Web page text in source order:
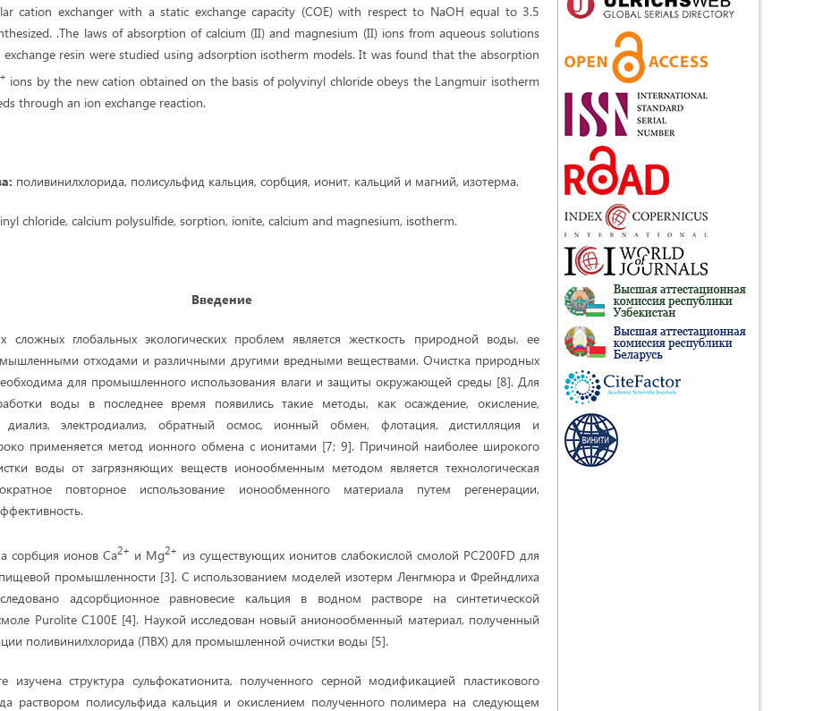
cation exchanger with a static exchange capacity (COE) with respect to NaOH equal to 3.5
.The laws of absorption of calcium (II) and magnesium (II) ions from aqueous solutions
exchange resin were studied using adsorption isotherm models. It was found that the absorption
ions by the new cation obtained on the basis of polyvinyl chloride obeys the Langmuir isotherm
through an ion exchange reaction.
поливинилхлорида, полисульфид кальция, сорбция, ионит, кальций и магний, изотерма.
chloride, calcium polysulfide, sorption, ionite, calcium and magnesium, isotherm.
Введение
глобальных экологических проблем является жесткость природной воды, ее
отходами и различными другими вредными веществами. Очистка природных
для промышленного использования влаги и защиты окружающей среды [8]. Для
воды в последнее время появились такие методы, как осаждение, окисление,
диализ, электродиализ, обратный осмос, ионный обмен, флотация, дистилляция и
применяется метод ионного обмена с ионитами [7; 9]. Причиной наиболее широкого
воды от загрязняющих веществ ионообменным методом является технологическая
повторное использование ионообменного материала путем регенерации,
сорбция ионов Ca2+ и Mg2+ из существующих ионитов слабокислой смолой PC200FD для
промышленности [3]. С использованием моделей изотерм Ленгмюра и Фрейндлиха
адсорбционное равновесие кальция в водном растворе на синтетической
Purolite C100E [4]. Наукой исследован новый анионообменный материал, полученный
поливинилхлорида (ПВХ) для промышленной очистки воды [5].
изучена структура сульфокатионита, полученного серной модификацией пластикового
раствором полисульфида кальция и окислением полученного полимера на следующем